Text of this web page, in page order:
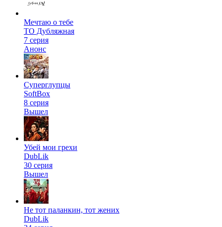
Мечтаю о тебе
ТО Дубляжная
7 серия
Анонс
Суперглупцы
SoftBox
8 серия
Вышел
Убей мои грехи
DubLik
30 серия
Вышел
Не тот паланкин, тот жених
DubLik